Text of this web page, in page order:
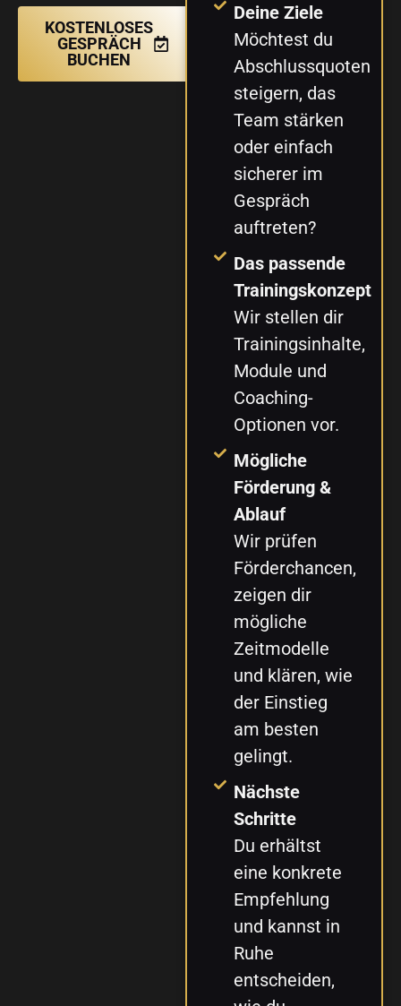
KOSTENLOSES
GESPRÄCH
BUCHEN
Deine Ziele
Möchtest du
Abschlussquoten
steigern, das
Team stärken
oder einfach
sicherer im
Gespräch
auftreten?
Das passende
Trainingskonzept
Wir stellen dir
Trainingsinhalte,
Module und
Coaching-
Optionen vor.
Mögliche
Förderung &
Ablauf
Wir prüfen
Förderchancen,
zeigen dir
mögliche
Zeitmodelle
und klären, wie
der Einstieg
am besten
gelingt.
Nächste
Schritte
Du erhältst
eine konkrete
Empfehlung
und kannst in
Ruhe
entscheiden,